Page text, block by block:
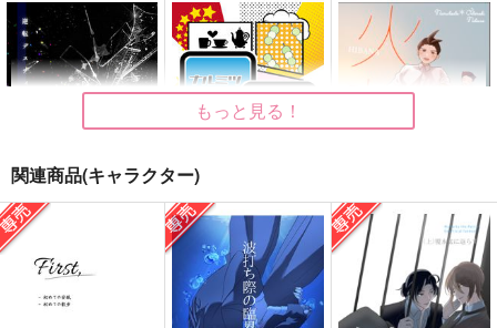
逆転デスティニー
Mocca
1,572円（税込）
ナルミツ観察日記
Mocca
787 （税込）
成歩堂龍一×御剣怜侍
火花
残り10%
787 円（税込）
成歩堂龍一×王泥喜法介
もっと見る！
関連商品(キャラクター)